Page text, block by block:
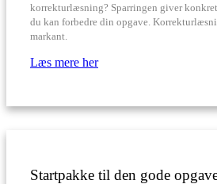
korrekturlæsning? Sparringen giver
du kan forbedre din opgave.
markant.
Læs mere her
Startpakke til den gode